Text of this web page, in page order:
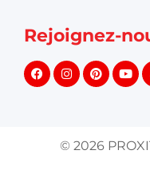
Rejoignez-
© 2026